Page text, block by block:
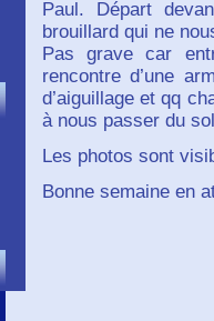
Paul. Départ
brouillard qui ne
Pas grave car
rencontre d’une
d’aiguillage et qq
à nous passer du
Les photos sont
Bonne semaine en